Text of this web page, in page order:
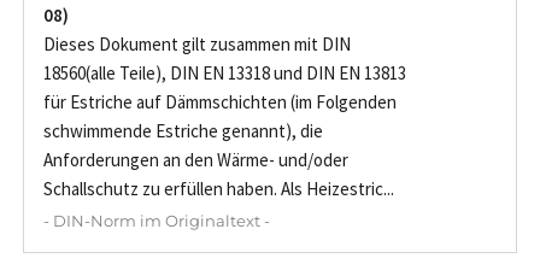
08)
Dieses Dokument gilt zusammen mit DIN
18560(alle Teile), DIN EN 13318 und DIN EN 13813
für Estriche auf Dämmschichten (im Folgenden
schwimmende Estriche genannt), die
Anforderungen an den Wärme- und/oder
Schallschutz zu erfüllen haben. Als Heizestric...
- DIN-Norm im Originaltext -